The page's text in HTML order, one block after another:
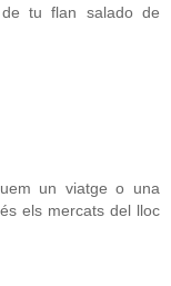
tu flan salado de
un viatge o una
els mercats del lloc